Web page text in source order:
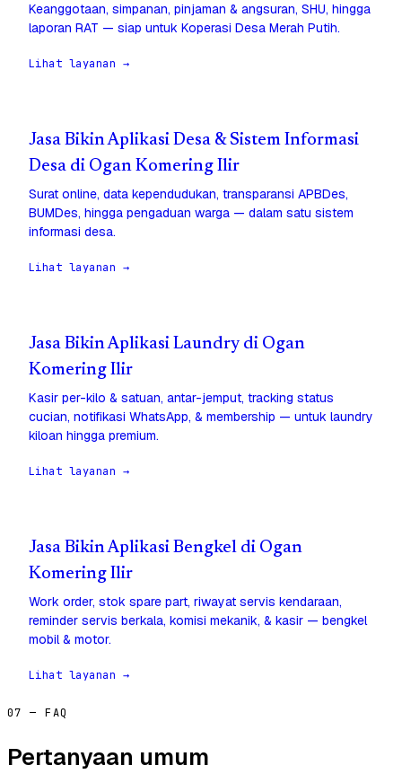
Keanggotaan, simpanan, pinjaman & angsuran, SHU, hingga
laporan RAT — siap untuk Koperasi Desa Merah Putih.
Lihat layanan →
Jasa Bikin Aplikasi Desa & Sistem Informasi
Desa di Ogan Komering Ilir
Surat online, data kependudukan, transparansi APBDes,
BUMDes, hingga pengaduan warga — dalam satu sistem
informasi desa.
Lihat layanan →
Jasa Bikin Aplikasi Laundry di Ogan
Komering Ilir
Kasir per-kilo & satuan, antar-jemput, tracking status
cucian, notifikasi WhatsApp, & membership — untuk laundry
kiloan hingga premium.
Lihat layanan →
Jasa Bikin Aplikasi Bengkel di Ogan
Komering Ilir
Work order, stok spare part, riwayat servis kendaraan,
reminder servis berkala, komisi mekanik, & kasir — bengkel
mobil & motor.
Lihat layanan →
07 — FAQ
Pertanyaan umum